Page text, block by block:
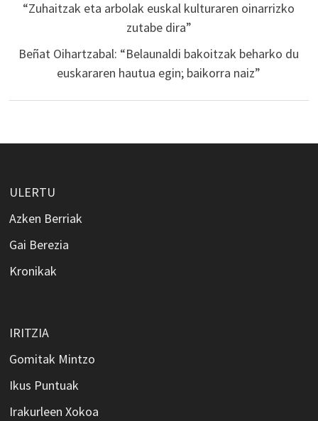
“Zuhaitzak eta arbolak euskal kulturaren oinarrizko
zutabe dira”
Beñat Oihartzabal: “Belaunaldi bakoitzak beharko du
euskararen hautua egin; baikorra naiz”
ULERTU
Azken Berriak
Gai Berezia
Kronikak
IRITZIA
Gomitak Mintzo
Ikus Puntuak
Irakurleen Xokoa